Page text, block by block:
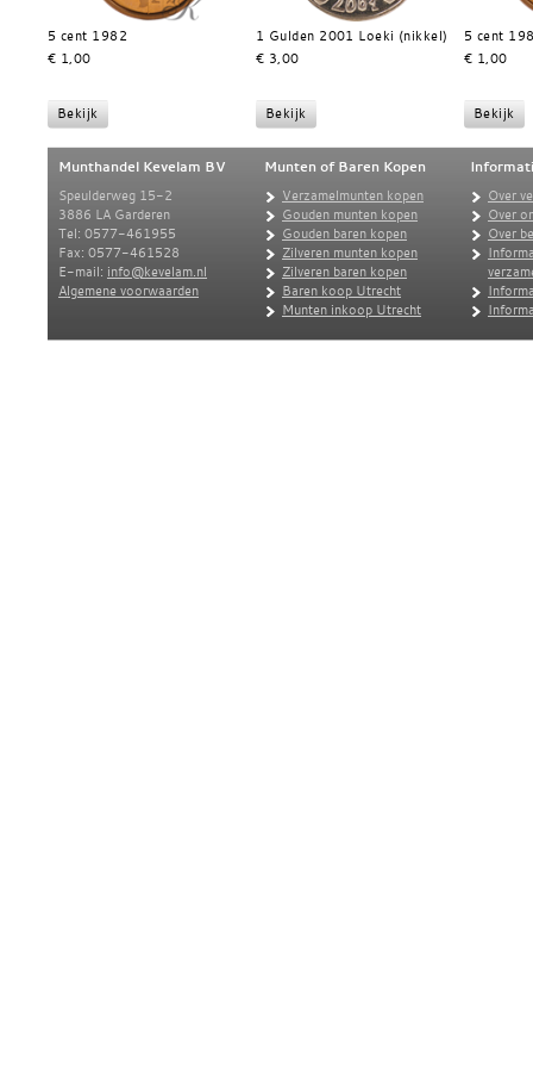
5 cent 1982
€ 1,00
1 Gulden 2001 Loeki (nikkel)
€ 3,00
5 cent
€ 1,00
Munthandel Kevelam BV
Speulderweg 15-2
3886 LA Garderen
Tel: 0577-461955
Fax: 0577-461528
E-mail: info@kevelam.nl
Algemene voorwaarden
Munten of Baren Kopen
Verzamelmunten kopen
Gouden munten kopen
Gouden baren kopen
Zilveren munten kopen
Zilveren baren kopen
Baren koop Utrecht
Munten inkoop Utrecht
Over
Over
Over